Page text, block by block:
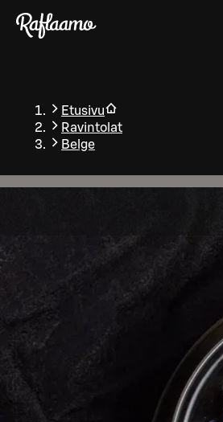
Siirry pääsisältöön
Etusivu
Ravintolat
Belge